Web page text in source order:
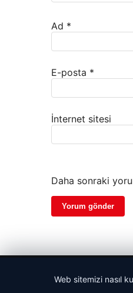
Ad *
E-posta *
İnternet sitesi
Daha sonraki
Web sitemizi nasıl